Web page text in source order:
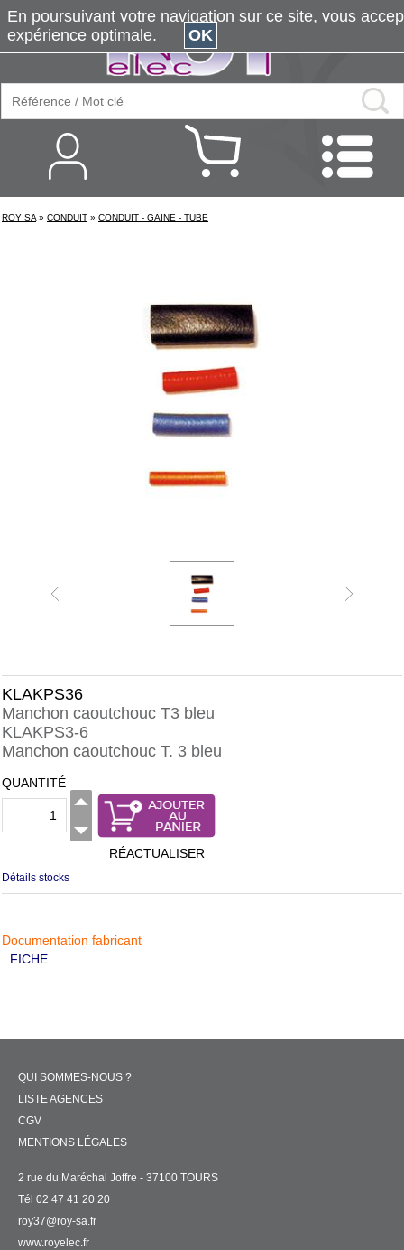
ROY SA » CONDUIT » CONDUIT - GAINE - TUBE
KLAKPS36
Manchon caoutchouc T3 bleu
KLAKPS3-6
Manchon caoutchouc T. 3 bleu
QUANTITÉ
RÉACTUALISER
Détails stocks
Documentation fabricant
FICHE
QUI SOMMES-NOUS ?
LISTE AGENCES
CGV
MENTIONS LÉGALES
2 rue du Maréchal Joffre - 37100 TOURS
Tél 02 47 41 20 20
roy37@roy-sa.fr
www.royelec.fr
En poursuivant votre navigation sur ce site, vous
expérience optimale.
OK